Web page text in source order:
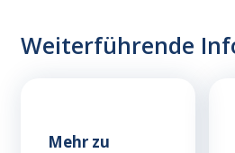
Weiterführende
Mehr zu